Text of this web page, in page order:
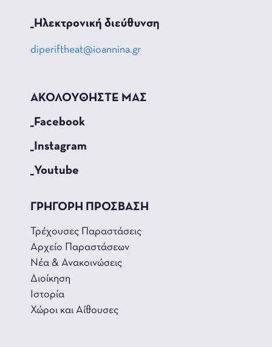
_Hλεκτρονική διεύθυνση
diperiftheat@ioannina.gr
ΑΚΟΛΟΥΘΗΣΤΕ ΜΑΣ
_Facebook
_Instagram
_Youtube
ΓΡΗΓΟΡΗ ΠΡΟΣΒΑΣΗ
Τρέχουσες Παραστάσεις
Αρχείο Παραστάσεων
Νέα & Ανακοινώσεις
Διοίκηση
Ιστορία
Χώροι και Αίθουσες